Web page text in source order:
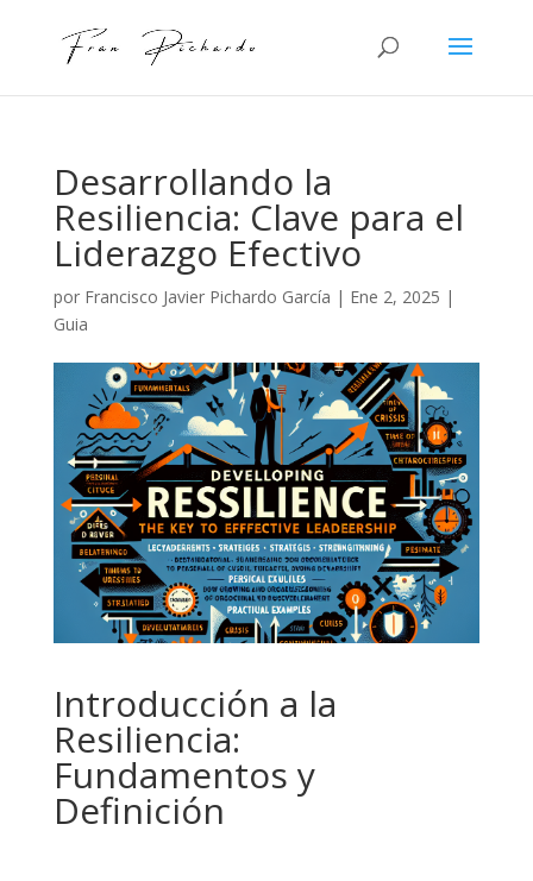
Desarrollando la
Resiliencia: Clave para el
Liderazgo Efectivo
por Francisco Javier Pichardo García | Ene 2, 2025 |
Guia
Introducción a la
Resiliencia:
Fundamentos y
Definición